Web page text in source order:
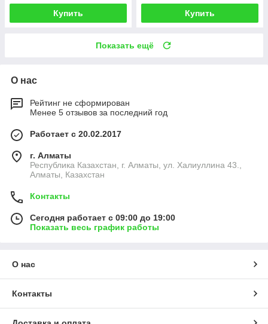
Купить Купить
Показать ещё
О нас
Рейтинг не сформирован
Менее 5 отзывов за последний год
Работает с 20.02.2017
г. Алматы
Республика Казахстан, г. Алматы, ул. Халиуллина 43.,
Алматы, Казахстан
Контакты
Сегодня работает с 09:00 до 19:00
Показать весь график работы
О нас
Контакты